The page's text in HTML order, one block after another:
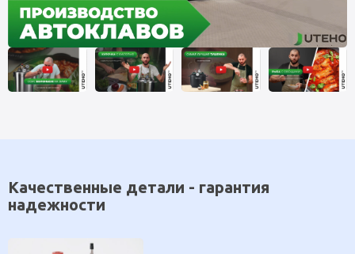
Качественные детали - гарантия
надежности